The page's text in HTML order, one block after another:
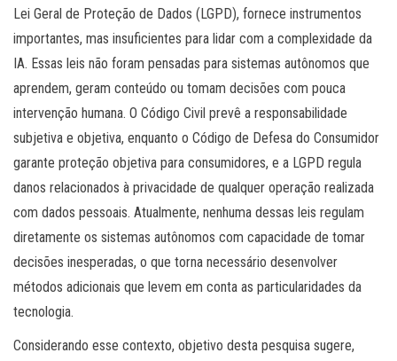
Lei Geral de Proteção de Dados (LGPD), fornece instrumentos
importantes, mas insuficientes para lidar com a complexidade da
IA. Essas leis não foram pensadas para sistemas autônomos que
aprendem, geram conteúdo ou tomam decisões com pouca
intervenção humana. O Código Civil prevê a responsabilidade
subjetiva e objetiva, enquanto o Código de Defesa do Consumidor
garante proteção objetiva para consumidores, e a LGPD regula
danos relacionados à privacidade de qualquer operação realizada
com dados pessoais. Atualmente, nenhuma dessas leis regulam
diretamente os sistemas autônomos com capacidade de tomar
decisões inesperadas, o que torna necessário desenvolver
métodos adicionais que levem em conta as particularidades da
tecnologia.
Considerando esse contexto, objetivo desta pesquisa sugere,